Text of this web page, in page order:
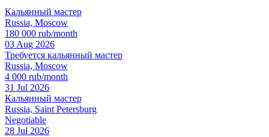
Кальянный мастер
Russia, Moscow
180 000 rub/month
03 Aug 2026
Требуется кальянный мастер
Russia, Moscow
4 000 rub/month
31 Jul 2026
Кальянный мастер
Russia, Saint Petersburg
Negotiable
28 Jul 2026